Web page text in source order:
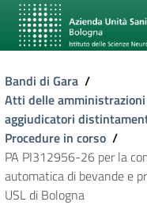
Bandi di Gara /
Atti delle
aggiudicatori
Procedure in corso /
PA PI312956-26 per la
automatica di bevande e
USL di Bologna